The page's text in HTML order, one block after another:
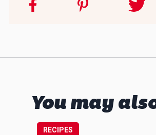
You may
RECIPES